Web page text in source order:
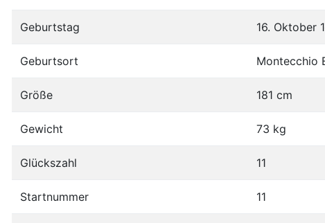
Geburtstag 16. Oktober
Geburtsort Montecchio
Größe 181 cm
Gewicht 73 kg
Glückszahl 11
Startnummer 11